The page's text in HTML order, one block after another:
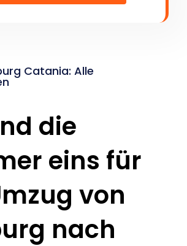
Catania: Alle
die
eins für
von
nach